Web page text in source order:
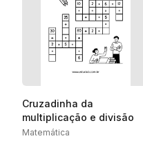
Cruzadinha da
multiplicação e divisão
Matemática